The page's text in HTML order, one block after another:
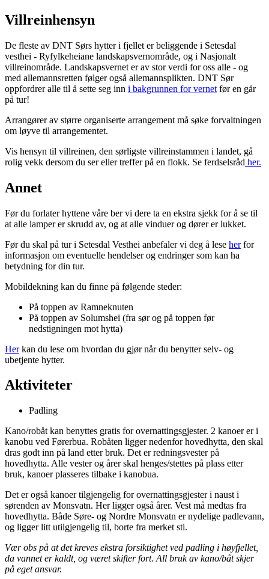
Villreinhensyn
De fleste av DNT Sørs hytter i fjellet er beliggende i Setesdal
vesthei - Ryfylkeheiane landskapsvernområde, og i Nasjonalt
villreinområde. Landskapsvernet er av stor verdi for oss alle - og
med allemannsretten følger også allemannsplikten. DNT Sør
oppfordrer alle til å sette seg inn i bakgrunnen for vernet før en går
på tur!
Arrangører av større organiserte arrangement må søke forvaltningen
om løyve til arrangementet.
Vis hensyn til villreinen, den sørligste villreinstammen i landet, gå
rolig vekk dersom du ser eller treffer på en flokk. Se ferdselsråd her.
Annet
Før du forlater hyttene våre ber vi dere ta en ekstra sjekk for å se til
at alle lamper er skrudd av, og at alle vinduer og dører er lukket.
Før du skal på tur i Setesdal Vesthei anbefaler vi deg å lese herfor
informasjon om eventuelle hendelser og endringer som kan ha
betydning for din tur.
Mobildekning kan du finne på følgende steder:
På toppen av Ramneknuten
På toppen av Solumshei (fra sør og på toppen før
nedstigningen mot hytta)
Herkan du lese om hvordan du gjør når du benytter selv- og
ubetjente hytter.
Aktiviteter
Padling
Kano/robåt kan benyttes gratis for overnattingsgjester. 2 kanoer er i
kanobu ved Førerbua. Robåten ligger nedenfor hovedhytta, den skal
dras godt inn på land etter bruk. Det er redningsvester på
hovedhytta. Alle vester og årer skal henges/stettes på plass etter
bruk, kanoer plasseres tilbake i kanobua.
Det er også kanoer tilgjengelig for overnattingsgjester i naust i
sørenden av Monsvatn. Her ligger også årer. Vest må medtas fra
hovedhytta. Både Søre- og Nordre Monsvatn er nydelige padlevann,
og ligger litt utilgjengelig til, borte fra merket sti.
Vær obs på at det kreves ekstra forsiktighet ved padling i høyfjellet,
da vannet er kaldt, og været skifter fort. All bruk av kano/båt skjer
på eget ansvar.